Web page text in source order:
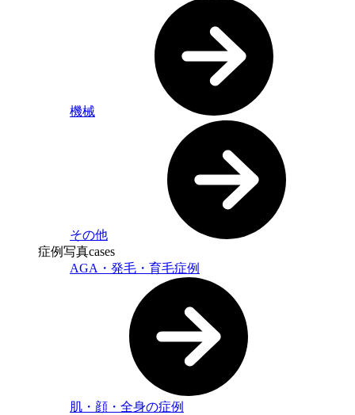
機械
その他
症例写真cases
AGA・発毛・育毛症例
肌・顔・全身の症例